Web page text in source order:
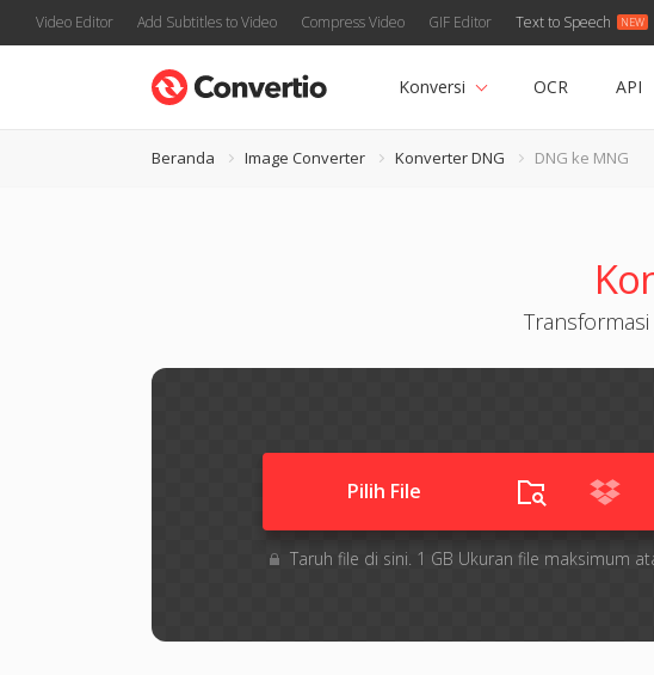
Video Editor Add Subtitles to Video Compress Video GIF Editor Text to Speech
Konversi OCR API
Beranda Image Converter Konverter DNG DNG ke MNG
Pilih File
Taruh file di sini. 1 GB Ukuran file maksimum